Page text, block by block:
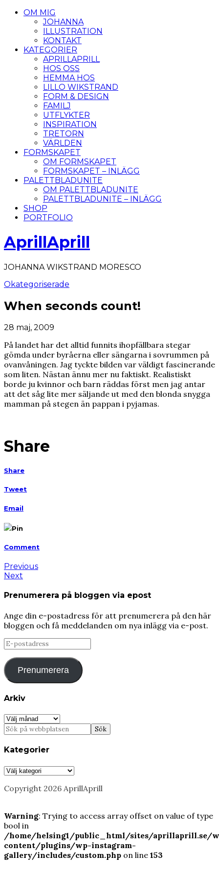
OM MIG
JOHANNA
ILLUSTRATION
KONTAKT
KATEGORIER
APRILLAPRILL
HOS OSS
HEMMA HOS
LILLO WIKSTRAND
FORM & DESIGN
FAMILJ
UTFLYKTER
INSPIRATION
TRETORN
VÄRLDEN
FORMSKAPET
OM FORMSKAPET
FORMSKAPET – INLÄGG
PALETTBLADUNITE
OM PALETTBLADUNITE
PALETTBLADUNITE – INLÄGG
SHOP
PORTFOLIO
AprillAprill
JOHANNA WIKSTRAND MORESCO
Okategoriserade
When seconds count!
28 maj, 2009
På landet har det alltid funnits ihopfällbara stegar
gömda under byråerna eller sängarna i sovrummen på
ovanvåningen. Jag tyckte bilden var väldigt fascinerande
som liten. Nästan ännu mer nu faktiskt. Realistiskt
borde ju kvinnor och barn räddas först men jag antar
att det såg lite mer säljande ut med den blonda snygga
mamman på stegen än pappan i pyjamas.
Share
Share
Tweet
Email
Pin
Comment
Previous
Next
Prenumerera på bloggen via epost
Ange din e-postadress för att prenumerera på den här
bloggen och få meddelanden om nya inlägg via e-post.
E-
postadress
Prenumerera
Arkiv
Arkiv
Kategorier
Kategorier
Copyright 2026 AprillAprill
Warning: Trying to access array offset on value of type
bool in
/home/helsing1/public_html/sites/aprillaprill.se/
content/plugins/wp-instagram-
gallery/includes/custom.php on line 153